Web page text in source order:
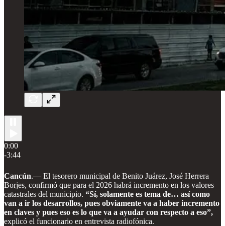
0:00
-3:44
Cancún.— El tesorero municipal de Benito Juárez, José Herrera
Borjes, confirmó que para el 2026 habrá incremento en los valores
catastrales del municipio. “Sí, solamente es tema de… así como
van a ir los desarrollos, pues obviamente va a haber incremento
en claves y pues eso es lo que va a ayudar con respecto a eso”,
explicó el funcionario en entrevista radiofónica.